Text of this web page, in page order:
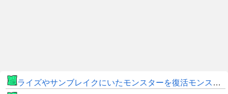
ライズやサンブレイクにいたモンスターを復活モンスターと呼ぶのはやめよう